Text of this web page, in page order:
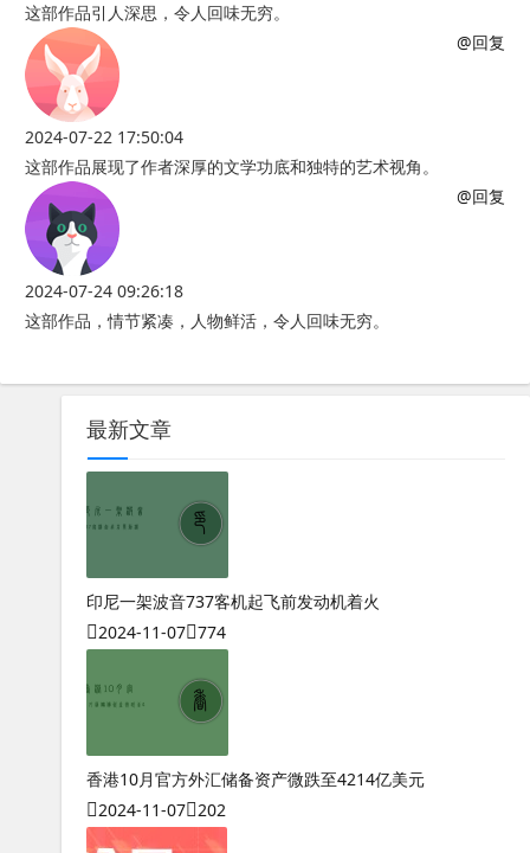
这部作品引人深思，令人回味无穷。
@回复
2024-07-22 17:50:04
这部作品展现了作者深厚的文学功底和独特的艺术视角。
@回复
2024-07-24 09:26:18
这部作品，情节紧凑，人物鲜活，令人回味无穷。
最新文章
印尼一架波音737客机起飞前发动机着火
2024-11-07 774
香港10月官方外汇储备资产微跌至4214亿美元
2024-11-07 202